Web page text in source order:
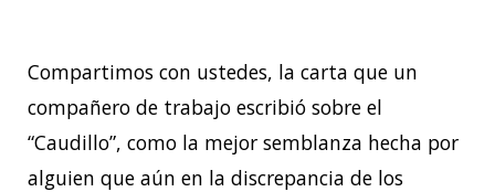
Compartimos con ustedes, la carta que un
compañero de trabajo escribió sobre el
“Caudillo”, como la mejor semblanza hecha por
alguien que aún en la discrepancia de los